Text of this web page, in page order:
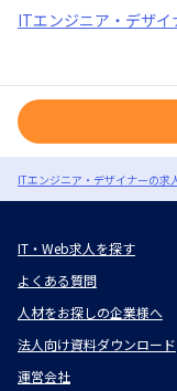
ITエンジニア・デザイ
ITエンジニア・デザイナーの求
IT・Web求人を探す
よくある質問
人材をお探しの企業様へ
法人向け資料ダウンロード
運営会社